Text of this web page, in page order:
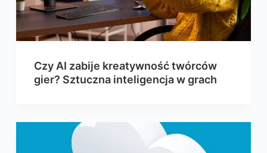
Czy AI zabije kreatywność twórców
gier? Sztuczna inteligencja w grach